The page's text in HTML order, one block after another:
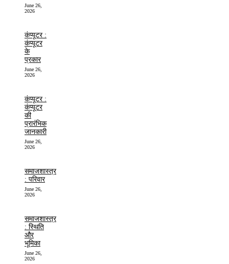
June 26,
2026
कंप्यूटर :
कंप्यूटर
के
प्रकार
June 26,
2026
कंप्यूटर :
कंप्यूटर
की
प्रारंभिक
जानकारी
June 26,
2026
समाजशास्त्र
: परिवार
June 26,
2026
समाजशास्त्र
: स्थिति
और
भूमिका
June 26,
2026